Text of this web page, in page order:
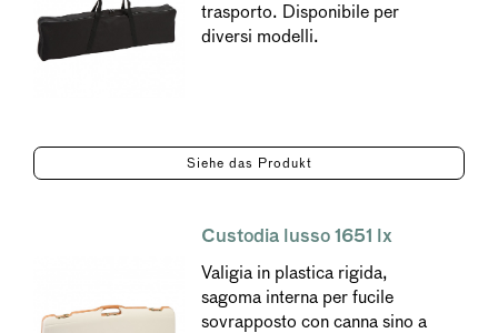
trasporto. Disponibile per
diversi modelli.
Siehe das Produkt
Custodia lusso 1651 lx
Valigia in plastica rigida,
sagoma interna per fucile
sovrapposto con canna sino a